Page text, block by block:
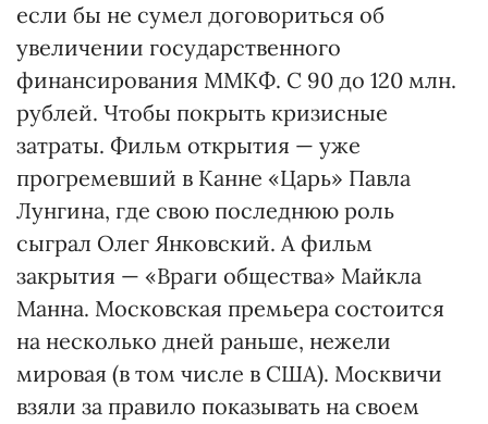
если бы не сумел договориться об
увеличении государственного
финансирования ММКФ. С 90 до 120 млн.
рублей. Чтобы покрыть кризисные
затраты. Фильм открытия — уже
прогремевший в Канне «Царь» Павла
Лунгина, где свою последнюю роль
сыграл Олег Янковский. А фильм
закрытия — «Враги общества» Майкла
Манна. Московская премьера состоится
на несколько дней раньше, нежели
мировая (в том числе в США). Москвичи
взяли за правило показывать на своем